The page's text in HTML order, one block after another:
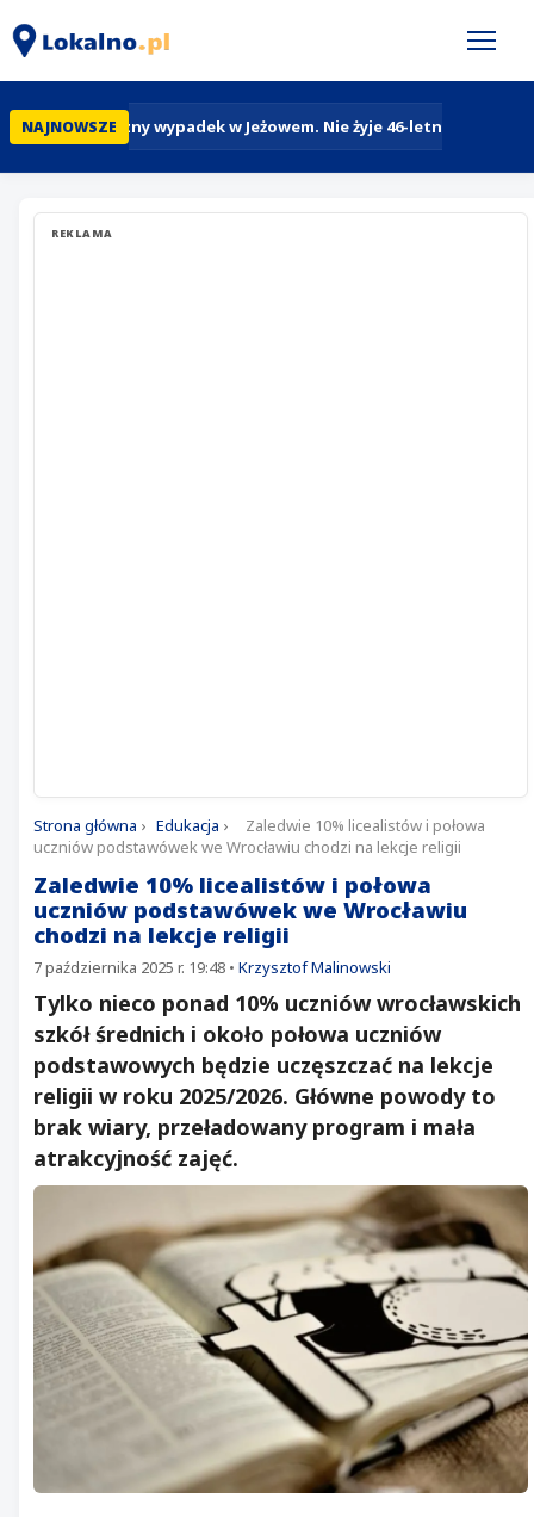
NAJNOWSZETragiczny wypadek w Jeżowem. Nie żyje 46-letni
REKLAMA
Strona główna › Edukacja ›
Zaledwie 10% licealistów i połowa
uczniów podstawówek we Wrocławiu chodzi na lekcje religii
Zaledwie 10% licealistów i połowa
uczniów podstawówek we Wrocławiu
chodzi na lekcje religii
7 października 2025 r. 19:48 • Krzysztof Malinowski
Tylko nieco ponad 10% uczniów wrocławskich
szkół średnich i około połowa uczniów
podstawowych będzie uczęszczać na lekcje
religii w roku 2025/2026. Główne powody to
brak wiary, przeładowany program i mała
atrakcyjność zajęć.